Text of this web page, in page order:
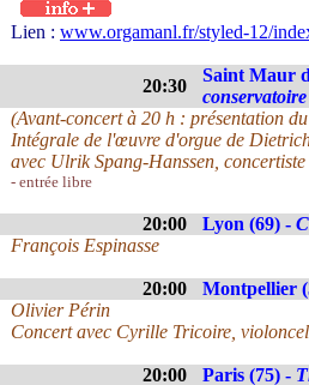
Lien : www.orgamanl.fr/styled-12/
20:30
Saint Maur
conservatoire
(Avant-concert à 20 h : présentation
Intégrale de l'œuvre d'orgue de
avec Ulrik Spang-Hanssen,
- entrée libre
20:00 Lyon (69) -
François Espinasse
20:00 Montpellier
Olivier Périn
Concert avec Cyrille Tricoire,
20:00 Paris (75) -